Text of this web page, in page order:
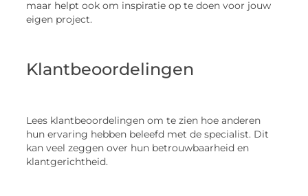
maar helpt ook om inspiratie op te doen voor jouw
eigen project.
Klantbeoordelingen
Lees klantbeoordelingen om te zien hoe anderen
hun ervaring hebben beleefd met de specialist. Dit
kan veel zeggen over hun betrouwbaarheid en
klantgerichtheid.